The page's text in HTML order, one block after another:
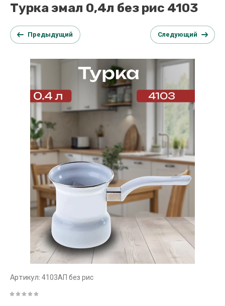
Турка эмал 0,4л без рис 4103
Предыдущий Следующий
Артикул: 4103АП без рис